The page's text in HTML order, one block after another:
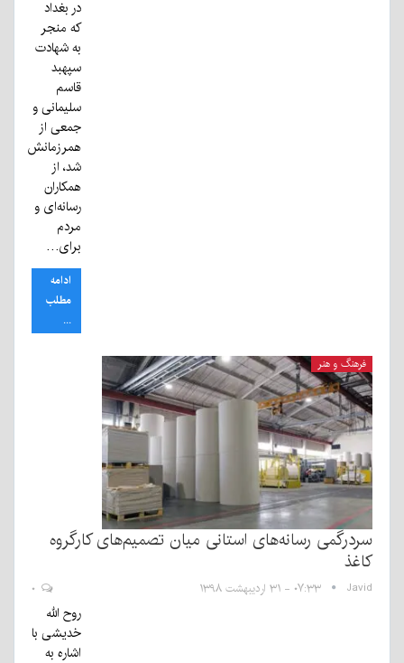
در بغداد
که منجر
به شهادت
سپهبد
قاسم
سلیمانی و
جمعی از
همرزمانش
شد، از
همکاران
رسانه‌ای و
مردم
برای…
ادامه
مطلب
...
فرهنگ و هنر
سردرگمی رسانه‌های استانی میان تصمیم‌های کارگروه
کاغذ
Javid ۰۷:۳۳ - ۳۱ اردیبهشت ۱۳۹۸
روح الله
خدیشی با
اشاره به